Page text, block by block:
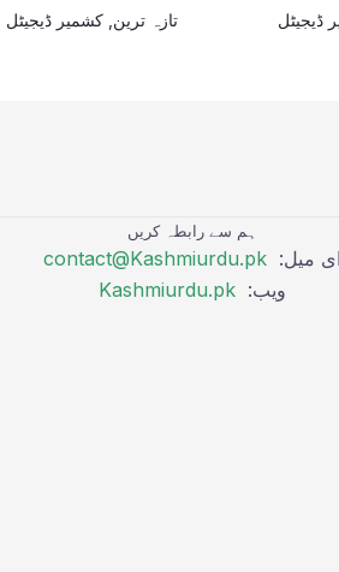
ڈیجیٹل تازہ ترین ,کشمیر ڈیجیٹل
ہم سے رابطہ کریں
ای میل: contact@Kashmiurdu.pk
ویب: Kashmiurdu.pk